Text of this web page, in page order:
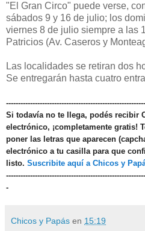
"El Gran Circo" puede verse,
sábados 9 y 16 de julio; los
viernes 8 de julio siempre a las
Patricios (Av. Caseros y
Las localidades se retiran dos
Se entregarán hasta cuatro
Si todavía no te llega, podés recibir
electrónico, ¡completamente gratis!
poner las letras que aparecen
electrónico a tu casilla para que
listo. Suscribite aquí a Chicos y
-
Chicos y Papás en 15:19